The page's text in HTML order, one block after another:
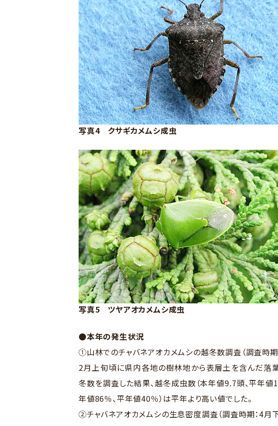
写真4 クサギカメムシ成虫
写真5 ツヤアオカメムシ成虫
●本年の発生状況
①山林でのチャバネアオカメムシの越冬数調査（調査時期
2月上旬頃に県内各地の樹林地から表層土を含んだ落
冬数を調査した結果、越冬成虫数（本年値9.7頭、平年値
年値86％、平年値40％）は平年より高い値でした。
②チャバネアオカメムシの生息密度調査（調査時期：4月